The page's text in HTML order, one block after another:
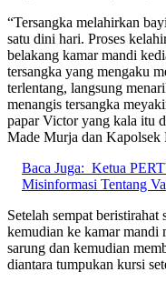
“Tersangka melahirkan
satu dini hari. Proses
belakang kamar mandi
tersangka yang mengaku
terlentang, langsung
menangis tersangka
papar Victor yang kala itu
Made Murja dan Kapolsek
Baca Juga: Ketua
Misinformasi Tentang
Setelah sempat
kemudian ke kamar mandi
sarung dan kemudian
diantara tumpukan kursi